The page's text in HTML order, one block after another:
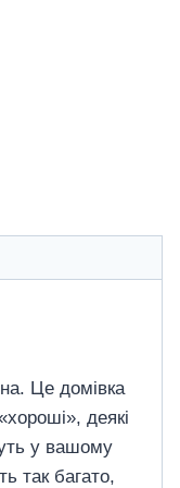
Це домівка
деякі
у вашому
так багато,